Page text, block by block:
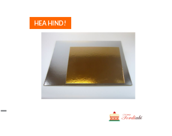
HEA HIND!